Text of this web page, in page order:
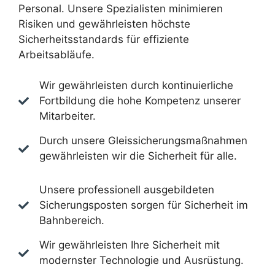
Personal. Unsere Spezialisten minimieren
Risiken und gewährleisten höchste
Sicherheitsstandards für effiziente
Arbeitsabläufe.
Wir gewährleisten durch kontinuierliche
Fortbildung die hohe Kompetenz unserer
Mitarbeiter.
Durch unsere Gleissicherungsmaßnahmen
gewährleisten wir die Sicherheit für alle.
Unsere professionell ausgebildeten
Sicherungsposten sorgen für Sicherheit im
Bahnbereich.
Wir gewährleisten Ihre Sicherheit mit
modernster Technologie und Ausrüstung.